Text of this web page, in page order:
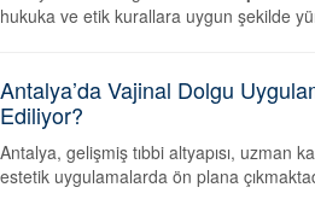
hukuka ve etik kurallara uygun şekilde
Antalya’da Vajinal Dolgu
Ediliyor?
Antalya, gelişmiş tıbbi altyapısı, uzman
estetik uygulamalarda ön plana